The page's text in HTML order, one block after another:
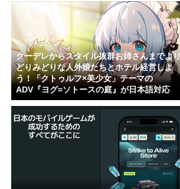
クーデレからスタイル抜群お姉さんまでより
どりみどりな人外娘たちとホテル経営しよ
う！「クトゥルフ×美少女」テーマの
ADV『ヨグ=ソトースの庭』が日本語対応